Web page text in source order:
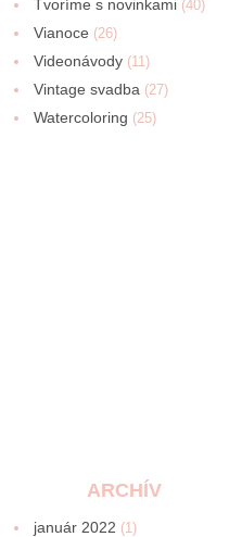
Tvoríme s novinkami (40)
Vianoce (26)
Videonávody (11)
Vintage svadba (27)
Watercoloring (25)
ARCHÍV
január 2022 (1)